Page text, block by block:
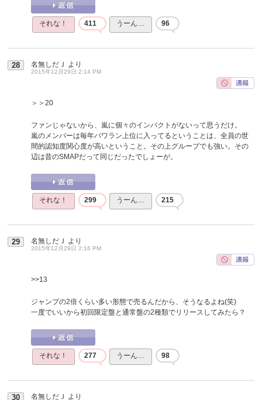
それな！ 411 うーん… 96
28 名無しだＪ より
2015年12月29日 2:14 PM
＞＞20
ファンじゃないから、嵐に個々のインパクトがないって思うだけ。
嵐のメンバーは毎年パワラン上位に入ってるということは、全員の世
間的認知度関心度が高いということ。その上グループでも強い。その
辺は昔のSMAPだって同じだったでしょーが。
それな！ 299 うーん… 215
29 名無しだＪ より
2015年12月29日 2:16 PM
>>13
ジャンプの2倍くらい多い形態で売るんだから、そうなるよね(笑)
一度でいいから初回限定盤と通常盤の2種類でリリースしてみたら？
それな！ 277 うーん… 98
30 名無しだＪ より